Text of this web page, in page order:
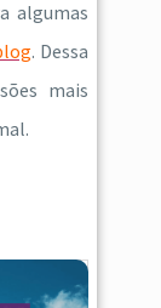
algumas
. Dessa
mais